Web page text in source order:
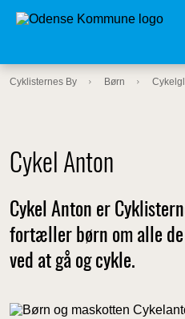
Cyklisternes By Børn
Cykel Anton
Cykel Anton er
fortæller børn om alle de
ved at gå og cykle.